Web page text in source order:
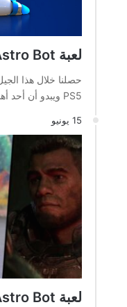
لعبة Astro Bot تحت التطوير منذ 3 سنوات!
حصلنا خلال هذا
PS5 ويبدو أن أحد أهم العناوين القادمة هي Astro Bot…
15 يونيو